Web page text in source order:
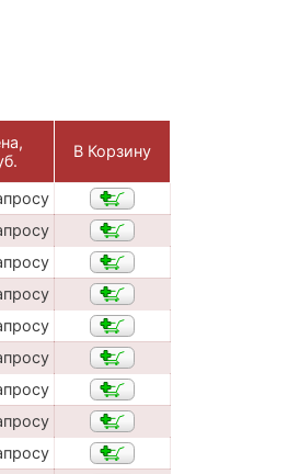
В Корзину